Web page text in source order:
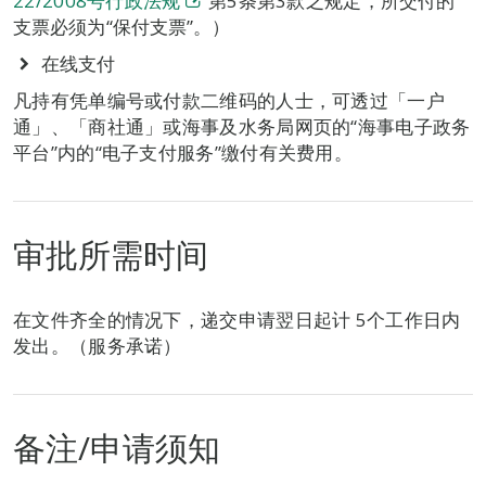
支票必须为“保付支票”。）
在线支付
凡持有凭单编号或付款二维码的人士，可透过「一户
通」、「商社通」或海事及水务局网页的“海事电子政务
平台”内的“电子支付服务”缴付有关费用。
审批所需时间
在文件齐全的情况下，递交申请翌日起计 5个工作日内
发出。（服务承诺）
备注/申请须知